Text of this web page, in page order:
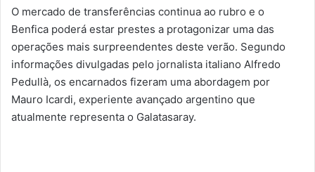
O mercado de transferências continua ao rubro e o
Benfica poderá estar prestes a protagonizar uma das
operações mais surpreendentes deste verão. Segundo
informações divulgadas pelo jornalista italiano Alfredo
Pedullà, os encarnados fizeram uma abordagem por
Mauro Icardi, experiente avançado argentino que
atualmente representa o Galatasaray.